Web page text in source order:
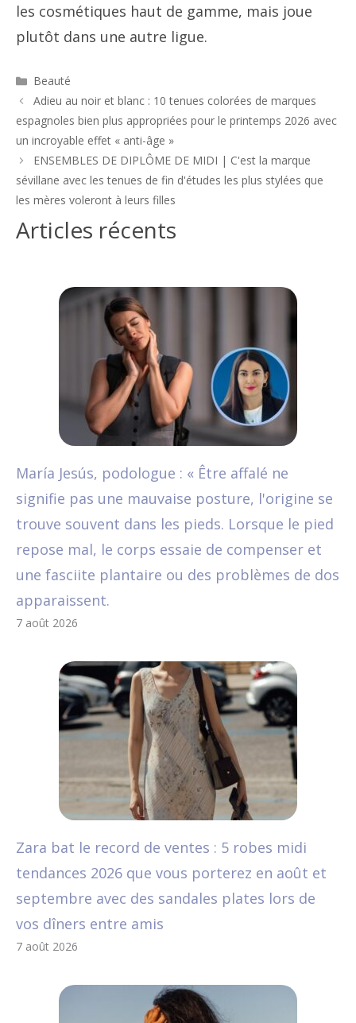
les cosmétiques haut de gamme, mais joue
plutôt dans une autre ligue.
Catégories
Beauté
Navigation
des
articles
Adieu au noir et blanc : 10 tenues colorées de marques
espagnoles bien plus appropriées pour le printemps 2026 avec
un incroyable effet « anti-âge »
ENSEMBLES DE DIPLÔME DE MIDI | C'est la marque
sévillane avec les tenues de fin d'études les plus stylées que
les mères voleront à leurs filles
Articles récents
María Jesús, podologue : « Être affalé ne
signifie pas une mauvaise posture, l'origine se
trouve souvent dans les pieds. Lorsque le pied
repose mal, le corps essaie de compenser et
une fasciite plantaire ou des problèmes de dos
apparaissent.
7 août 2026
Zara bat le record de ventes : 5 robes midi
tendances 2026 que vous porterez en août et
septembre avec des sandales plates lors de
vos dîners entre amis
7 août 2026